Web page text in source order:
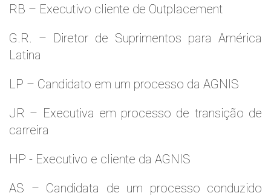
RB – Executivo cliente de Outplacement
G.R. – Diretor de Suprimentos para América
Latina
LP – Candidato em um processo da AGNIS
JR – Executiva em processo de transição de
carreira
HP - Executivo e cliente da AGNIS
AS – Candidata de um processo conduzido